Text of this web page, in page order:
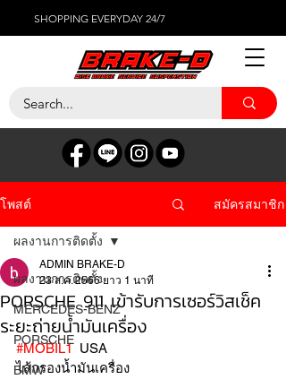
SHOPPING EVERYDAY 24/7
โพสต์ สมัครสมาชิก
ผลงานการติดตั้ง
MERCEDES-BENZ
PORSCHE
BMW
ผลงานการติดตั้ง
PORSCHE 911 เข้ารับการเซอร์วิสเช็ค
ระยะถ่ายน้ำมันเครื่อง
ADMIN BRAKE-D
23 ส.ค. 2566 ยาว 1 นาที
#MOBIL1
  USA
ไส้กรองน้ำมันเครื่อง